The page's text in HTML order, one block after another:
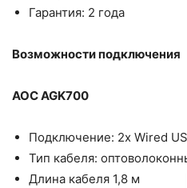
Гарантия: 2 года
Возможности подключения
AOC AGK700
Подключение: 2х Wired
Тип кабеля:
Длина кабеля 1,8 м